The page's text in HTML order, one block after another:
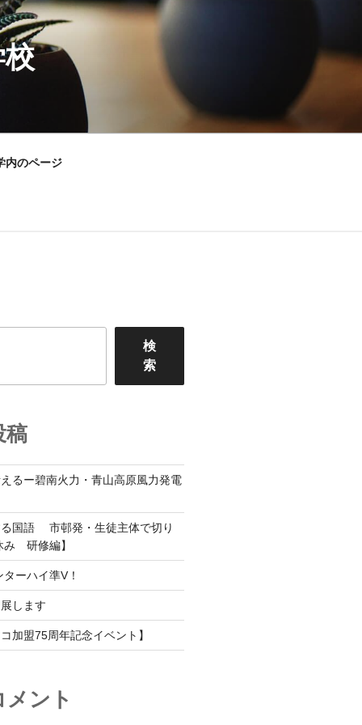
内のページ
検
索
稿
るー碧南火力・青山高原風力発電
る国語 市邨発・生徒主体で切り
み 研修編】
ーハイ準V！
します
加盟75周年記念イベント】
ント